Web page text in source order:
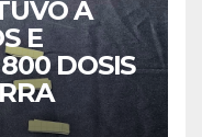
A
E
DOSIS